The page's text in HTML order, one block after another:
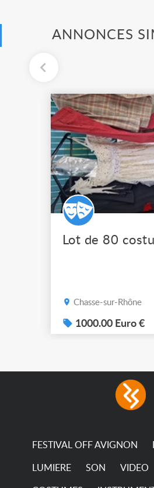
ANNONCES
Chasse-sur-Rhône
1000.00 Euro €
FESTIVAL OFF AVIGNON
LUMIERE SON VIDEO